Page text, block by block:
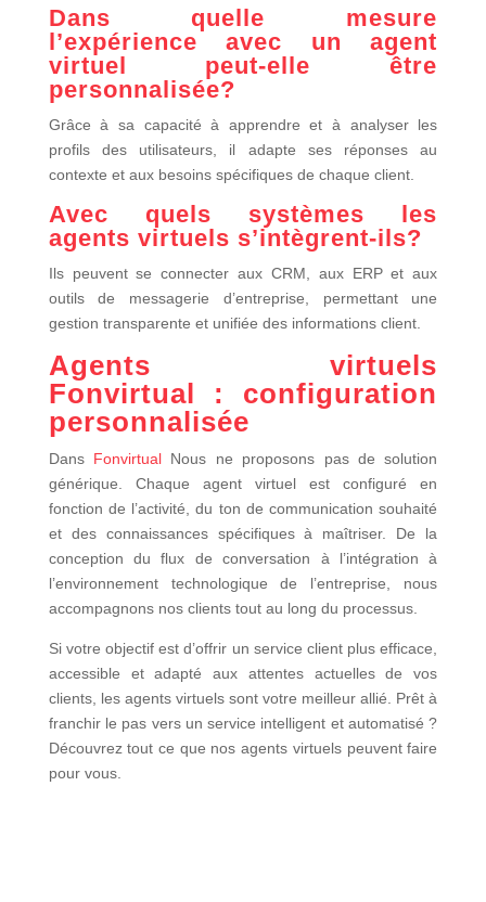
Dans quelle mesure
l’expérience avec un agent
virtuel peut-elle être
personnalisée?
Grâce à sa capacité à apprendre et à analyser les
profils des utilisateurs, il adapte ses réponses au
contexte et aux besoins spécifiques de chaque client.
Avec quels systèmes les
agents virtuels s’intègrent-ils?
Ils peuvent se connecter aux CRM, aux ERP et aux
outils de messagerie d’entreprise, permettant une
gestion transparente et unifiée des informations client.
Agents virtuels
Fonvirtual : configuration
personnalisée
Dans Fonvirtual Nous ne proposons pas de solution
générique. Chaque agent virtuel est configuré en
fonction de l’activité, du ton de communication souhaité
et des connaissances spécifiques à maîtriser. De la
conception du flux de conversation à l’intégration à
l’environnement technologique de l’entreprise, nous
accompagnons nos clients tout au long du processus.
Si votre objectif est d’offrir un service client plus efficace,
accessible et adapté aux attentes actuelles de vos
clients, les agents virtuels sont votre meilleur allié. Prêt à
franchir le pas vers un service intelligent et automatisé ?
Découvrez tout ce que nos agents virtuels peuvent faire
pour vous.